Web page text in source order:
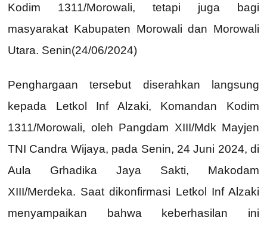
Kodim 1311/Morowali, tetapi juga bagi
masyarakat Kabupaten Morowali dan Morowali
Utara. Senin(24/06/2024)
Penghargaan tersebut diserahkan langsung
kepada Letkol Inf Alzaki, Komandan Kodim
1311/Morowali, oleh Pangdam XIII/Mdk Mayjen
TNI Candra Wijaya, pada Senin, 24 Juni 2024, di
Aula Grhadika Jaya Sakti, Makodam
XIII/Merdeka. Saat dikonfirmasi Letkol Inf Alzaki
menyampaikan bahwa keberhasilan ini